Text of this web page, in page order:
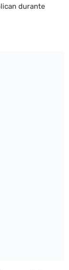
durante